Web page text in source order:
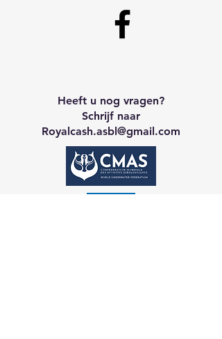
Heeft u nog vragen?
Schrijf naar
Royalcash.asbl@gmail.com